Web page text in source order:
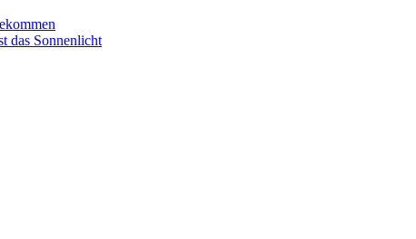
das Sonnenlicht